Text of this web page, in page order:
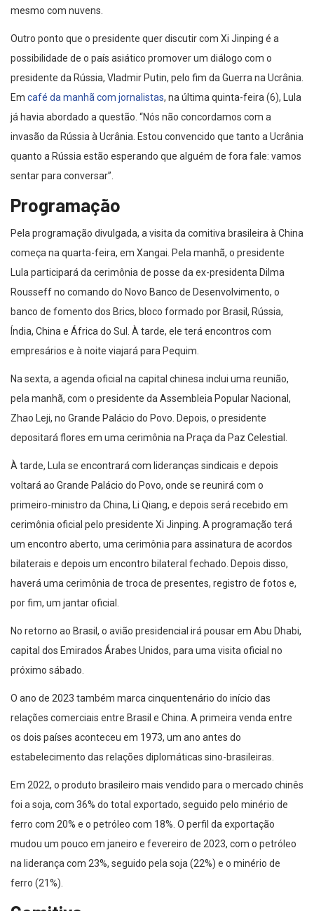
mesmo com nuvens.
Outro ponto que o presidente quer discutir com Xi Jinping é a
possibilidade de o país asiático promover um diálogo com o
presidente da Rússia, Vladmir Putin, pelo fim da Guerra na Ucrânia.
Em café da manhã com jornalistas, na última quinta-feira (6), Lula
já havia abordado a questão. “Nós não concordamos com a
invasão da Rússia à Ucrânia. Estou convencido que tanto a Ucrânia
quanto a Rússia estão esperando que alguém de fora fale: vamos
sentar para conversar”.
Programação
Pela programação divulgada, a visita da comitiva brasileira à China
começa na quarta-feira, em Xangai. Pela manhã, o presidente
Lula participará da cerimônia de posse da ex-presidenta Dilma
Rousseff no comando do Novo Banco de Desenvolvimento, o
banco de fomento dos Brics, bloco formado por Brasil, Rússia,
Índia, China e África do Sul. À tarde, ele terá encontros com
empresários e à noite viajará para Pequim.
Na sexta, a agenda oficial na capital chinesa inclui uma reunião,
pela manhã, com o presidente da Assembleia Popular Nacional,
Zhao Leji, no Grande Palácio do Povo. Depois, o presidente
depositará flores em uma cerimônia na Praça da Paz Celestial.
À tarde, Lula se encontrará com lideranças sindicais e depois
voltará ao Grande Palácio do Povo, onde se reunirá com o
primeiro-ministro da China, Li Qiang, e depois será recebido em
cerimônia oficial pelo presidente Xi Jinping. A programação terá
um encontro aberto, uma cerimônia para assinatura de acordos
bilaterais e depois um encontro bilateral fechado. Depois disso,
haverá uma cerimônia de troca de presentes, registro de fotos e,
por fim, um jantar oficial.
No retorno ao Brasil, o avião presidencial irá pousar em Abu Dhabi,
capital dos Emirados Árabes Unidos, para uma visita oficial no
próximo sábado.
O ano de 2023 também marca cinquentenário do início das
relações comerciais entre Brasil e China. A primeira venda entre
os dois países aconteceu em 1973, um ano antes do
estabelecimento das relações diplomáticas sino-brasileiras.
Em 2022, o produto brasileiro mais vendido para o mercado chinês
foi a soja, com 36% do total exportado, seguido pelo minério de
ferro com 20% e o petróleo com 18%. O perfil da exportação
mudou um pouco em janeiro e fevereiro de 2023, com o petróleo
na liderança com 23%, seguido pela soja (22%) e o minério de
ferro (21%).